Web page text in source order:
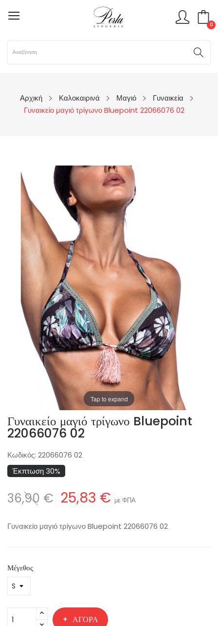
0
Αρχική Καλοκαιρινά Μαγιό
Γυναικεία
Γυναικείο μαγιό τρίγωνο Bluepoint 22066076 02
Tap to expand
Γυναικείο μαγιό τρίγωνο Bluepoint
22066076 02
Κωδικός: 22066076 02
Έκπτωση 30%
36,90 € 25,83 € με ΦΠΑ
Γυναικείο μαγιό τρίγωνο Bluepoint 22066076 02
Μέγεθος
ΑΓΟΡΆ